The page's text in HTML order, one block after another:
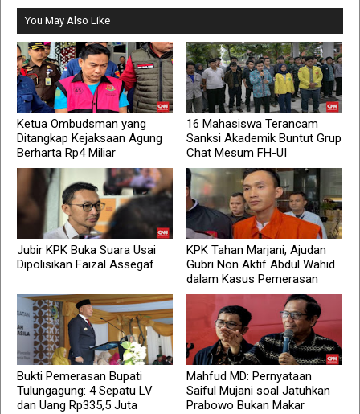
You May Also Like
Ketua Ombudsman yang
Ditangkap Kejaksaan Agung
Berharta Rp4 Miliar
16 Mahasiswa Terancam
Sanksi Akademik Buntut Grup
Chat Mesum FH-UI
Jubir KPK Buka Suara Usai
Dipolisikan Faizal Assegaf
KPK Tahan Marjani, Ajudan
Gubri Non Aktif Abdul Wahid
dalam Kasus Pemerasan
Bukti Pemerasan Bupati
Tulungagung: 4 Sepatu LV
dan Uang Rp335,5 Juta
Mahfud MD: Pernyataan
Saiful Mujani soal Jatuhkan
Prabowo Bukan Makar